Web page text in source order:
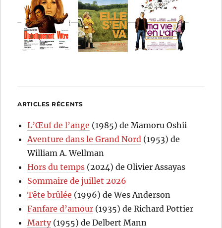
ARTICLES RÉCENTS
L’Œuf de l’ange (1985) de Mamoru Oshii
Aventure dans le Grand Nord (1953) de
William A. Wellman
Hors du temps (2024) de Olivier Assayas
Sommaire de juillet 2026
Tête brûlée (1996) de Wes Anderson
Fanfare d’amour (1935) de Richard Pottier
Marty(1955) de Delbert Mann